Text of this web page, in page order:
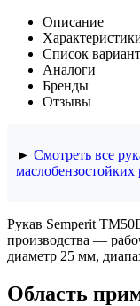
Описание
Список
Аналоги
Бренды
Отзывы
► Смотреть все
маслобензостойких
Рукав Semperit
производства —
диаметр 25 мм,
Область